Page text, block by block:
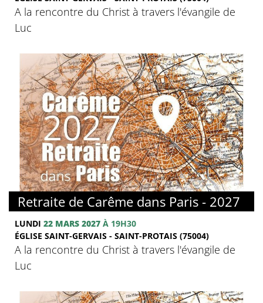
A la rencontre du Christ à travers l'évangile de
Luc
© FMJ
Retraite de Carême dans Paris - 2027
LUNDI 22 MARS 2027 À 19H30
ÉGLISE SAINT-GERVAIS - SAINT-PROTAIS (75004)
A la rencontre du Christ à travers l'évangile de
Luc